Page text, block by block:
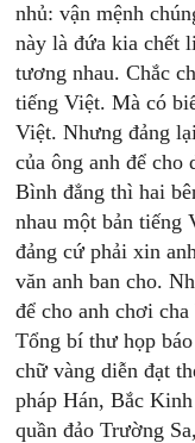
nhủ: vận mệnh
này là đứa kia
tương nhau. Chắc
tiếng Việt. Mà có
Việt. Nhưng đảng
của ông anh để cho
Bình đẳng thì hai
nhau một bản tiếng
đảng cứ phải xin
văn anh ban cho.
để cho anh chơi
Tổng bí thư họp
chữ vàng diễn đạt
pháp Hán, Bắc
quần đảo Trường